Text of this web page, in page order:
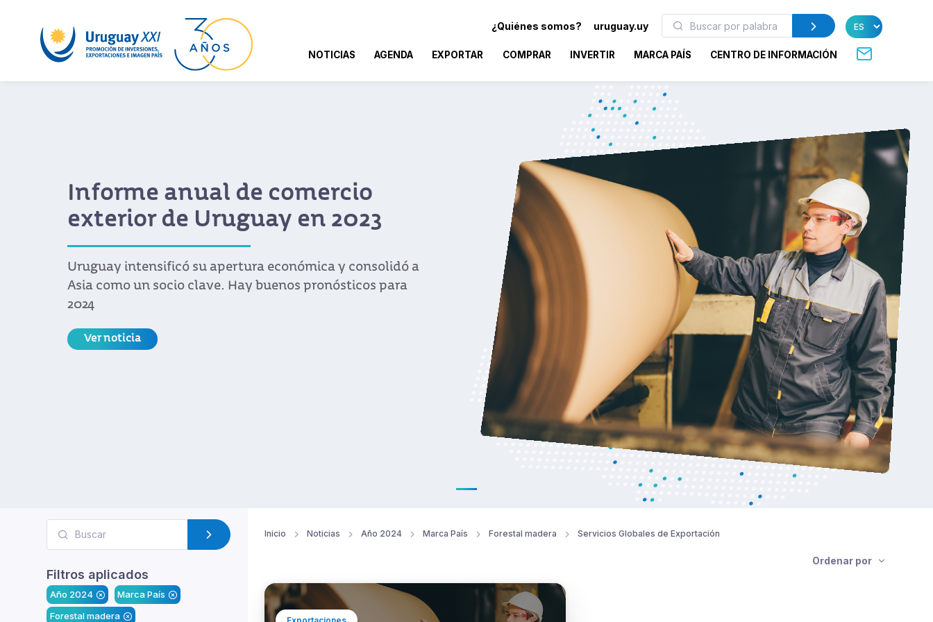
¿Quiénes somos? uruguay.uy
NOTICIAS AGENDA EXPORTAR COMPRAR INVERTIR MARCA PAÍS CENTRO DE INFORMACIÓN
Informe anual de comercio
exterior de Uruguay en 2023
Uruguay intensificó su apertura económica y consolidó a
Asia como un socio clave. Hay buenos pronósticos para
2024
Ver noticia
Filtros aplicados
Año 2024
Marca País
Forestal madera
Inicio Noticias Año 2024 Marca País Forestal madera Servicios Globales de Exportación
Ordenar por